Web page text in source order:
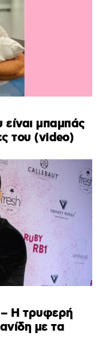
μπαμπάς
του (video)
– Η τρυφερή
με τα